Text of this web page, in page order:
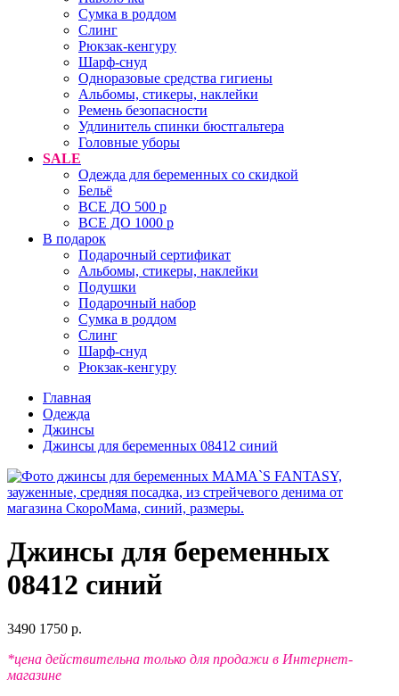
Сумка в роддом
Cлинг
Рюкзак-кенгуру
Шарф-снуд
Одноразовые средства гигиены
Альбомы, стикеры, наклейки
Ремень безопасности
Удлинитель спинки бюстгальтера
Головные уборы
SALE
Одежда для беременных со скидкой
Бельё
ВСЕ ДО 500 р
ВСЕ ДО 1000 р
В подарок
Подарочный сертификат
Альбомы, стикеры, наклейки
Подушки
Подарочный набор
Сумка в роддом
Слинг
Шарф-снуд
Рюкзак-кенгуру
Главная
Одежда
Джинсы
Джинсы для беременных 08412 синий
Джинсы для беременных
08412 синий
3490 1750 р.
*цена действительна только для продажи в Интернет-
магазине